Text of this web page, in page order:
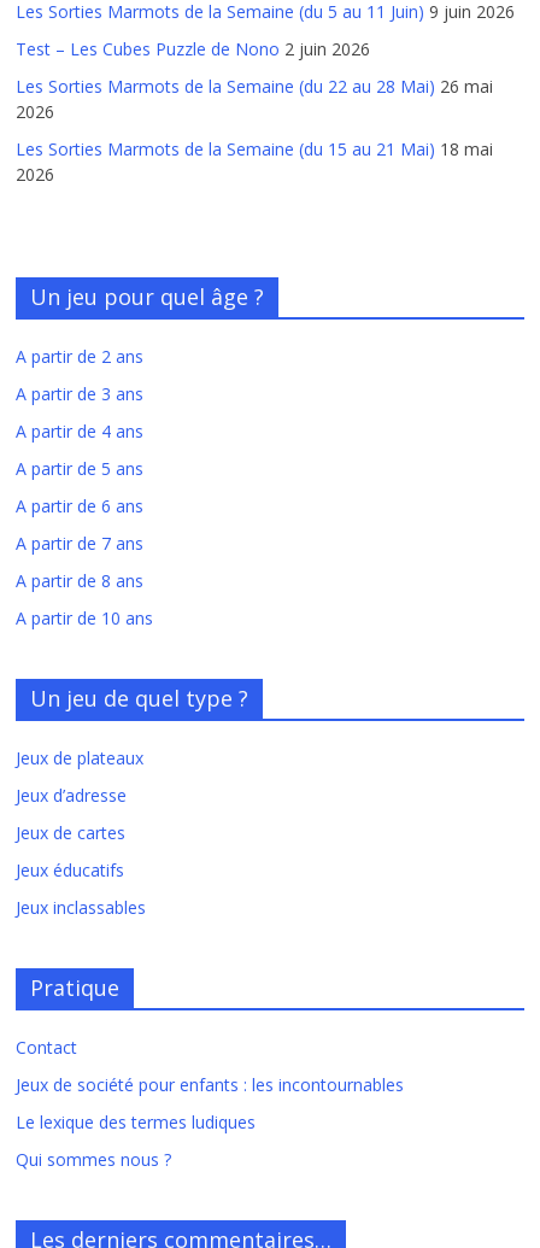
Les Sorties Marmots de la Semaine (du 5 au 11 Juin) 9 juin 2026
Test – Les Cubes Puzzle de Nono 2 juin 2026
Les Sorties Marmots de la Semaine (du 22 au 28 Mai) 26 mai
2026
Les Sorties Marmots de la Semaine (du 15 au 21 Mai) 18 mai
2026
Un jeu pour quel âge ?
A partir de 2 ans
A partir de 3 ans
A partir de 4 ans
A partir de 5 ans
A partir de 6 ans
A partir de 7 ans
A partir de 8 ans
A partir de 10 ans
Un jeu de quel type ?
Jeux de plateaux
Jeux d’adresse
Jeux de cartes
Jeux éducatifs
Jeux inclassables
Pratique
Contact
Jeux de société pour enfants : les incontournables
Le lexique des termes ludiques
Qui sommes nous ?
Les derniers commentaires…